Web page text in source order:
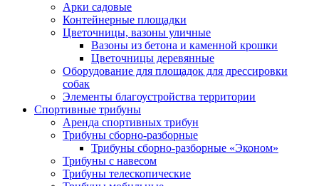
Арки садовые
Контейнерные площадки
Цветочницы, вазоны уличные
Вазоны из бетона и каменной крошки
Цветочницы деревянные
Оборудование для площадок для дрессировки
собак
Элементы благоустройства территории
Спортивные трибуны
Аренда спортивных трибун
Трибуны сборно-разборные
Трибуны сборно-разборные «Эконом»
Трибуны с навесом
Трибуны телескопические